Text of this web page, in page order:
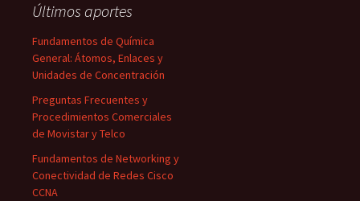
Últimos aportes
Fundamentos de Química
General: Átomos, Enlaces y
Unidades de Concentración
Preguntas Frecuentes y
Procedimientos Comerciales
de Movistar y Telco
Fundamentos de Networking y
Conectividad de Redes Cisco
CCNA